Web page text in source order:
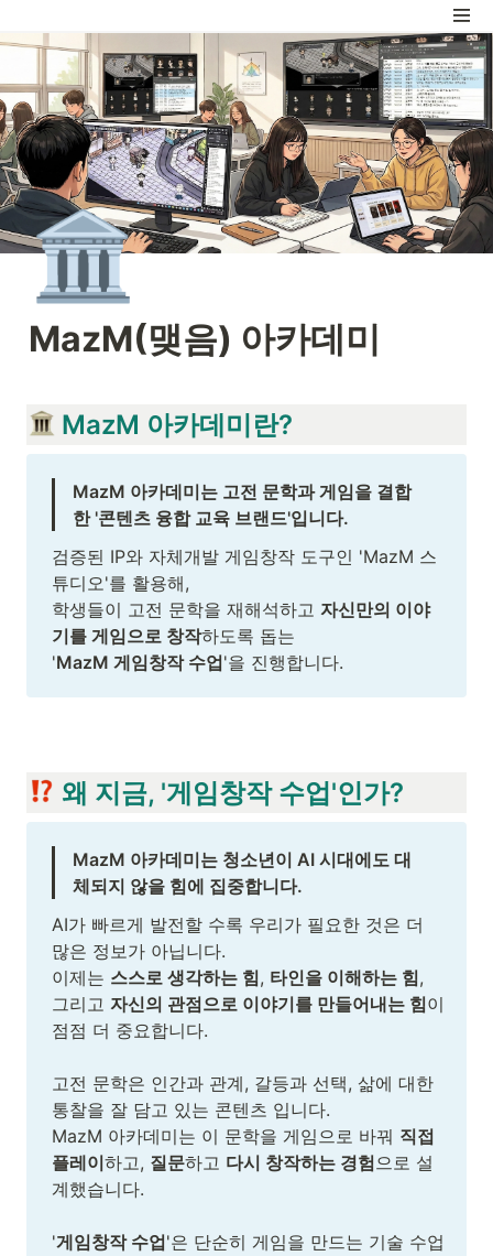
🏛️
MazM(맺음) 아카데미
MazM 아카데미란?
MazM 아카데미는 고전 문학과 게임을 결합
한 '콘텐츠 융합 교육 브랜드'입니다.
검증된 IP와 자체개발 게임창작 도구인 'MazM 스
튜디오'를 활용해,
학생들이 고전 문학을 재해석하고 자신만의 이야
기를 게임으로 창작하도록 돕는
'MazM 게임창작 수업'을 진행합니다.
왜 지금, '게임창작 수업 '인가?
MazM 아카데미는 청소년이 AI 시대에도 대
체되지 않을 힘에 집중합니다.
AI가 빠르게 발전할 수록 우리가 필요한 것은 더
많은 정보가 아닙니다.
이제는 스스로 생각하는 힘, 타인을 이해하는 힘,
그리고 자신의 관점으로 이야기를 만들어내는 힘이
점점 더 중요합니다.
고전 문학은 인간과 관계, 갈등과 선택, 삶에 대한
통찰을 잘 담고 있는 콘텐츠 입니다.
MazM 아카데미는 이 문학을 게임으로 바꿔 직접
플레이하고, 질문하고 다시 창작하는 경험으로 설
계했습니다.
'게임창작 수업'은 단순히 게임을 만드는 기술 수업